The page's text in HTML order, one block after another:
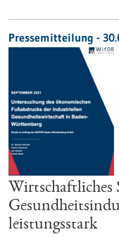
Pressemitteilung -
Wirtschaftliches
leistungsstark